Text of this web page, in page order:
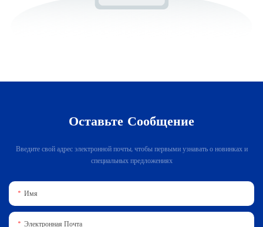
Оставьте Сообщение
Введите свой адрес электронной почты, чтобы первыми узнавать о новинках и
специальных предложениях
Имя
Электронная Почта